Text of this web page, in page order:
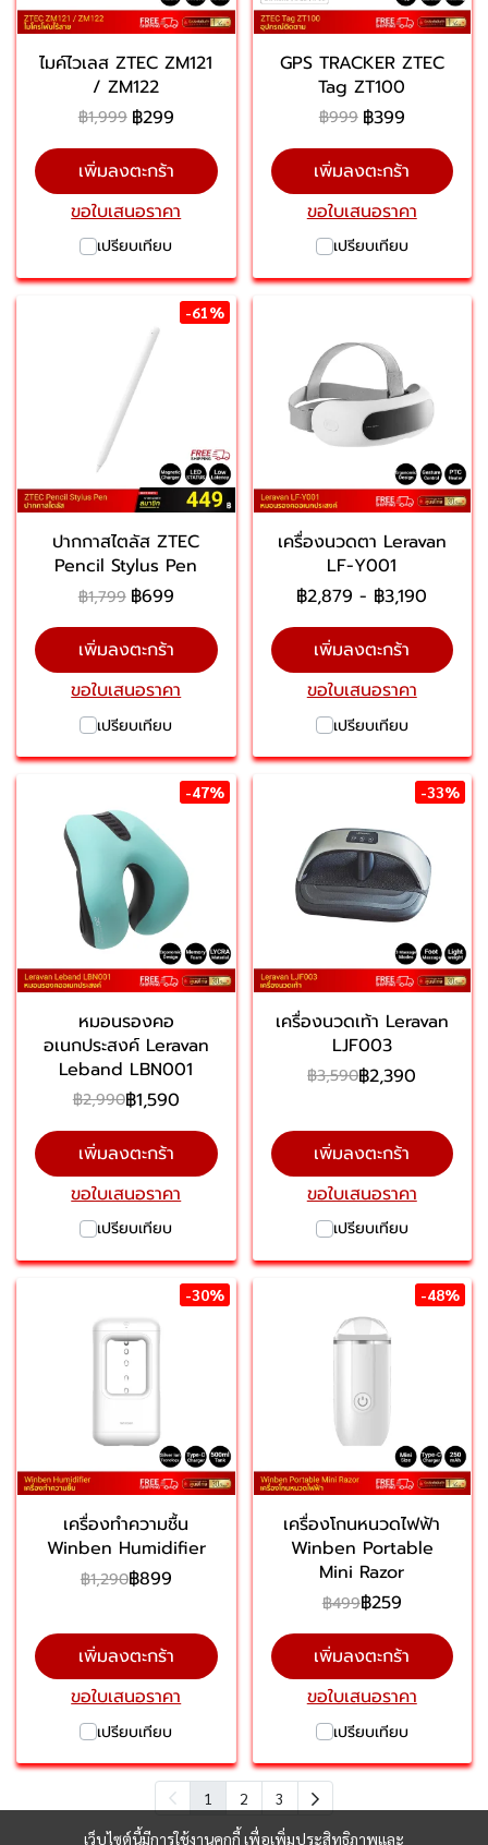
ไมค์ไวเลส ZTEC ZM121
/ ZM122
฿1,999 ฿299
เพิ่มลงตะกร้า
ขอใบเสนอราคา
เปรียบเทียบ
GPS TRACKER ZTEC
Tag ZT100
฿999 ฿399
เพิ่มลงตะกร้า
ขอใบเสนอราคา
เปรียบเทียบ
-61%
ปากกาสไตลัส ZTEC
Pencil Stylus Pen
฿1,799 ฿699
เพิ่มลงตะกร้า
ขอใบเสนอราคา
เปรียบเทียบ
เครื่องนวดตา Leravan
LF-Y001
฿2,879 - ฿3,190
เพิ่มลงตะกร้า
ขอใบเสนอราคา
เปรียบเทียบ
-47%
หมอนรองคอ
อเนกประสงค์ Leravan
Leband LBN001
฿2,990฿1,590
เพิ่มลงตะกร้า
ขอใบเสนอราคา
เปรียบเทียบ
-33%
เครื่องนวดเท้า Leravan
LJF003
฿3,590฿2,390
เพิ่มลงตะกร้า
ขอใบเสนอราคา
เปรียบเทียบ
-30%
เครื่องทำความชื้น
Winben Humidifier
฿1,290฿899
เพิ่มลงตะกร้า
ขอใบเสนอราคา
เปรียบเทียบ
-48%
เครื่องโกนหนวดไฟฟ้า
Winben Portable
Mini Razor
฿499฿259
เพิ่มลงตะกร้า
ขอใบเสนอราคา
เปรียบเทียบ
1 2 3
เว็บไซต์นี้มีการใช้งานคุกกี้ เพื่อเพิ่มประสิทธิภาพและ